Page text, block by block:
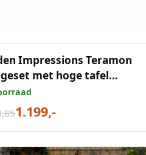
Impressions Teramon
met hoge tafel
rope
1.199,-